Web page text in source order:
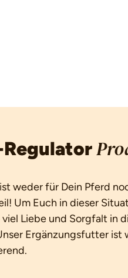
weder für Dein Pferd
Um Euch in dieser
Liebe und Sorgfalt in
Ergänzungsfutter ist